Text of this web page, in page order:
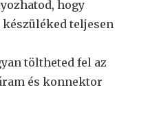
hogy
teljesen
töltheted fel az
és konnektor